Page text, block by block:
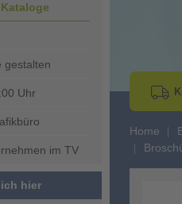
gestalten
Uhr
im TV
hier
Home